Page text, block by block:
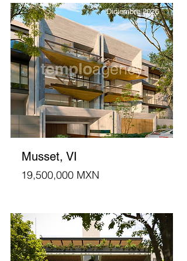
Diciembre 2026
Musset, VI
19,500,000 MXN
Julio 2027